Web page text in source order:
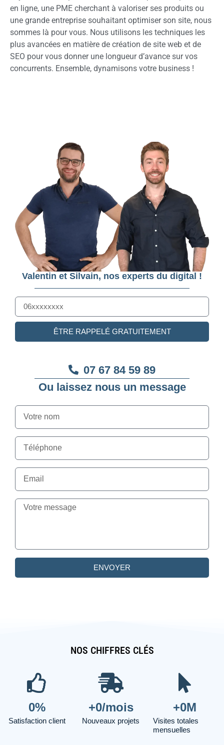
en ligne, une PME cherchant à valoriser ses produits ou
une grande entreprise souhaitant optimiser son site, nous
sommes là pour vous. Nous utilisons les techniques les
plus avancées en matière de création de site web et de
SEO pour vous donner une longueur d’avance sur vos
concurrents. Ensemble, dynamisons votre business !
Valentin et Silvain, nos experts du digital !
ÊTRE RAPPELÉ GRATUITEMENT
07 67 84 59 89
Ou laissez nous un message
ENVOYER
NOS CHIFFRES CLÉS
Satisfaction client
0%
Nouveaux projets
+0/mois
Visites totales
mensuelles
+0M